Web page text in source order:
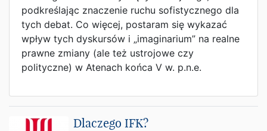
podkreślając znaczenie ruchu sofistycznego dla
tych debat. Co więcej, postaram się wykazać
wpływ tych dyskursów i „imaginarium” na realne
prawne zmiany (ale też ustrojowe czy
polityczne) w Atenach końca V w. p.n.e.
Dlaczego IFK?